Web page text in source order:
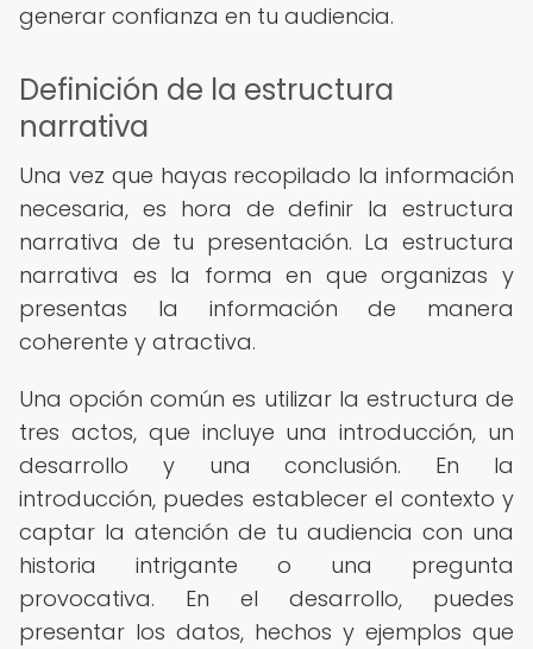
generar confianza en tu audiencia.
Definición de la estructura
narrativa
Una vez que hayas recopilado la información
necesaria, es hora de definir la estructura
narrativa de tu presentación. La estructura
narrativa es la forma en que organizas y
presentas la información de manera
coherente y atractiva.
Una opción común es utilizar la estructura de
tres actos, que incluye una introducción, un
desarrollo y una conclusión. En la
introducción, puedes establecer el contexto y
captar la atención de tu audiencia con una
historia intrigante o una pregunta
provocativa. En el desarrollo, puedes
presentar los datos, hechos y ejemplos que